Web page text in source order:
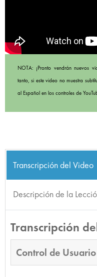
NOTA: ¡Pronto vendrán nuevos
tanto, si este video no muestra
al Español en los controles de
Transcripción del Video
Descripción de la
Transcripción
Control de